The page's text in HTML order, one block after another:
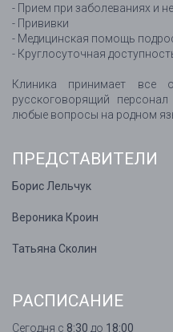
- Прием при заболеваниях и
- Прививки
- Медицинская помощь
- Круглосуточная
Клиника принимает все
русскоговорящий
любые вопросы на родном
ПРЕДСТАВИТЕЛИ
Борис Лельчук
Вероника Кроин
Татьяна Сколин
РАСПИСАНИЕ
Сегодня с 8:30 до 18:00